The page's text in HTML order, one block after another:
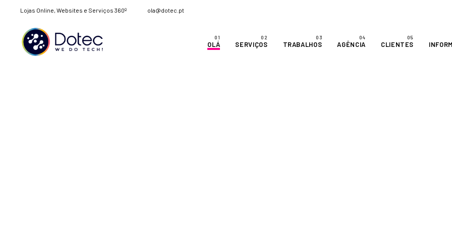
Lojas Online, Websites e Serviços 360º ola@dotec.pt
OLÁ SERVIÇOS TRABALHOS AGÊNCIA CLIENTES